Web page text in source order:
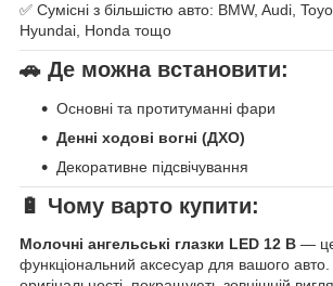
✅ Сумісні з більшістю авто: BMW, Audi,
Hyundai, Honda тощо
🚗 Де можна встановити:
Основні та протитуманні фари
Денні ходові вогні (ДХО)
Декоративне підсвічування
🔋 Чому варто купити:
Молочні ангельські глазки LED 12 В —
функціональний аксесуар для вашого